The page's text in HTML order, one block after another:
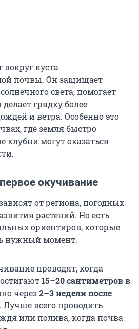
вокруг куста
почвы. Он защищает
света, помогает
грядку более
и ветра. Особенно это
где земля быстро
клубни могут оказаться
окучивание
от региона, погодных
растений. Но есть
ориентиров, которые
нужный момент.
проводят, когда
15–20 сантиметров в
через2–3 недели после
. Лучше всего проводить
или полива, когда почва